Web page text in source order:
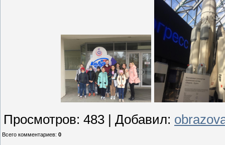
Просмотров: 483 | Добавил:
Всего комментариев: 0